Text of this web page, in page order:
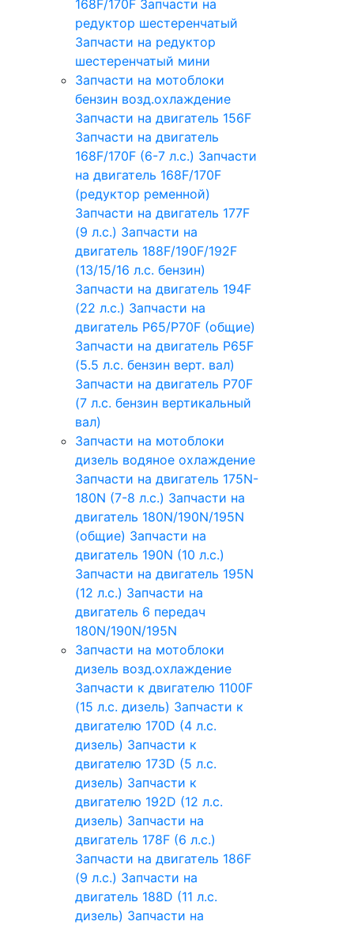
168F/170F Запчасти на
редуктор шестеренчатый
Запчасти на редуктор
шестеренчатый мини
Запчасти на мотоблоки
бензин возд.охлаждение
Запчасти на двигатель 156F
Запчасти на двигатель
168F/170F (6-7 л.с.) Запчасти
на двигатель 168F/170F
(редуктор ременной)
Запчасти на двигатель 177F
(9 л.с.) Запчасти на
двигатель 188F/190F/192F
(13/15/16 л.с. бензин)
Запчасти на двигатель 194F
(22 л.с.) Запчасти на
двигатель P65/P70F (общие)
Запчасти на двигатель P65F
(5.5 л.с. бензин верт. вал)
Запчасти на двигатель P70F
(7 л.с. бензин вертикальный
вал)
Запчасти на мотоблоки
дизель водяное охлаждение
Запчасти на двигатель 175N-
180N (7-8 л.с.) Запчасти на
двигатель 180N/190N/195N
(общие) Запчасти на
двигатель 190N (10 л.с.)
Запчасти на двигатель 195N
(12 л.с.) Запчасти на
двигатель 6 передач
180N/190N/195N
Запчасти на мотоблоки
дизель возд.охлаждение
Запчасти к двигателю 1100F
(15 л.с. дизель) Запчасти к
двигателю 170D (4 л.с.
дизель) Запчасти к
двигателю 173D (5 л.с.
дизель) Запчасти к
двигателю 192D (12 л.с.
дизель) Запчасти на
двигатель 178F (6 л.с.)
Запчасти на двигатель 186F
(9 л.с.) Запчасти на
двигатель 188D (11 л.с.
дизель) Запчасти на